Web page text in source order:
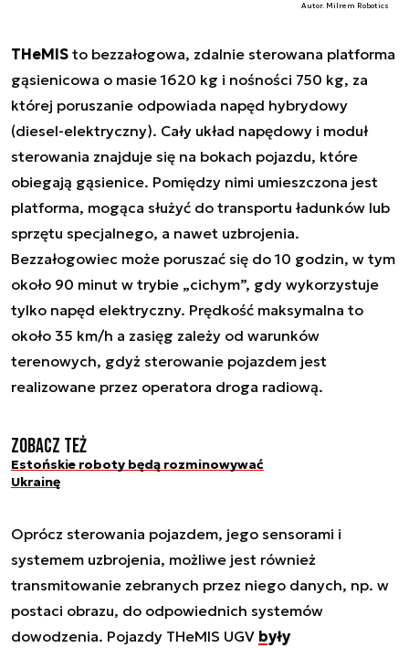
Autor. Milrem Robotics
THeMIS to bezzałogowa, zdalnie sterowana platforma
gąsienicowa o masie 1620 kg i nośności 750 kg, za
której poruszanie odpowiada napęd hybrydowy
(diesel-elektryczny). Cały układ napędowy i moduł
sterowania znajduje się na bokach pojazdu, które
obiegają gąsienice. Pomiędzy nimi umieszczona jest
platforma, mogąca służyć do transportu ładunków lub
sprzętu specjalnego, a nawet uzbrojenia.
Bezzałogowiec może poruszać się do 10 godzin, w tym
około 90 minut w trybie „cichym”, gdy wykorzystuje
tylko napęd elektryczny. Prędkość maksymalna to
około 35 km/h a zasięg zależy od warunków
terenowych, gdyż sterowanie pojazdem jest
realizowane przez operatora droga radiową.
Zobacz też
Estońskie roboty będą rozminowywać
Ukrainę
Oprócz sterowania pojazdem, jego sensorami i
systemem uzbrojenia, możliwe jest również
transmitowanie zebranych przez niego danych, np. w
postaci obrazu, do odpowiednich systemów
dowodzenia. Pojazdy THeMIS UGV były